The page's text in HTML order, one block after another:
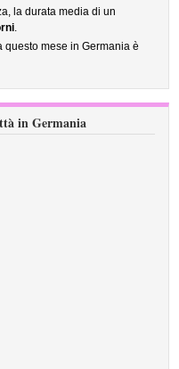
la durata media di un
.
mese in Germania è
in Germania